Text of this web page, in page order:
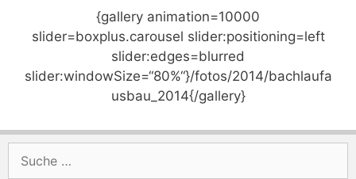
{gallery animation=10000
slider=boxplus.carousel slider:positioning=left
slider:edges=blurred
slider:windowSize=“80%“}/fotos/2014/bachlaufa
usbau_2014{/gallery}
nach: